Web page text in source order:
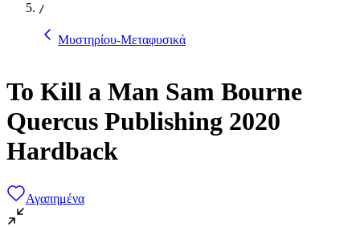
/
Μυστηρίου-Μεταφυσικά
To Kill a Man Sam Bourne
Quercus Publishing 2020
Hardback
Αγαπημένα